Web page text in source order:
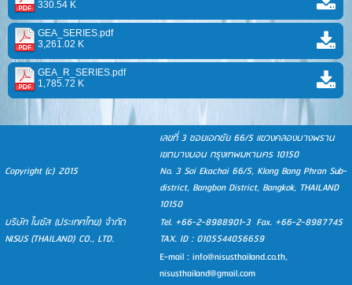
330.54 K
GEA_SERIES.pdf
3,261.02 K
GEA_R_SERIES.pdf
1,785.72 K
Copyright (c) 2015
เลขที่ 3 ซอยเอกชัย 66/5 แขวงคลองบางพราน
เขตบางบอน กรุงเทพมหานคร 10150
No. 3 Soi Ekachai 66/5, Klong Bang Phran Sub-
district, Bangbon District, Bangkok, THAILAND
10150
บริษัท ไนซัส (ประเทศไทย) จำกัด
NISUS (THAILAND) CO., LTD.
Tel. +66-2-8988901-3 Fax. +66-2-8987745
TAX. ID : 0105544056659
E-mail :info@nisusthailand.co.th,
nisusthailand@gmail.com